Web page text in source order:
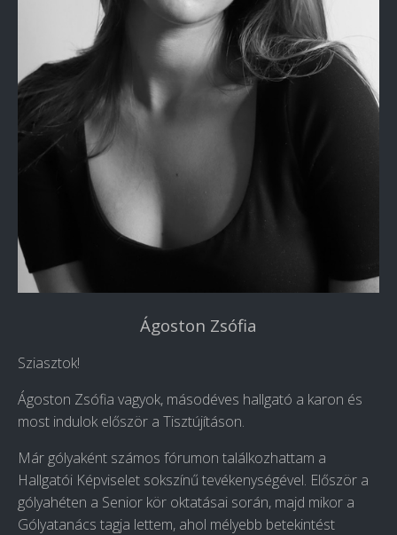
Ágoston Zsófia
Sziasztok!
Ágoston Zsófia vagyok, másodéves hallgató a karon és
most indulok először a Tisztújításon.
Már gólyaként számos fórumon találkozhattam a
Hallgatói Képviselet sokszínű tevékenységével. Először a
gólyahéten a Senior kör oktatásai során, majd mikor a
Gólyatanács tagja lettem, ahol mélyebb betekintést